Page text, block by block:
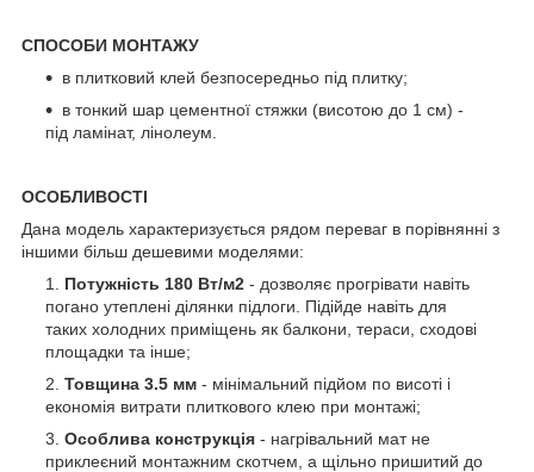
СПОСОБИ МОНТАЖУ
в плитковий клей безпосередньо під плитку;
в тонкий шар цементної стяжки (висотою до 1 см) -
під ламінат, лінолеум.
ОСОБЛИВОСТІ
Дана модель характеризується рядом переваг в порівнянні з
іншими більш дешевими моделями:
Потужність 180 Вт/м2 - дозволяє прогрівати навіть
погано утеплені ділянки підлоги. Підійде навіть для
таких холодних приміщень як балкони, тераси, сходові
площадки та інше;
Товщина 3.5 мм - мінімальний підйом по висоті і
економія витрати плиткового клею при монтажі;
Особлива конструкція - нагрівальний мат не
приклеєний монтажним скотчем, а щільно пришитий до